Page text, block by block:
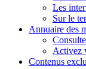
Les
Sur le
Annuaire des
Activez
Contenus